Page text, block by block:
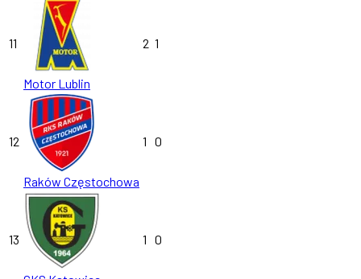
11
Motor Lublin
2 1
12
Raków Częstochowa
1 0
13 1 0